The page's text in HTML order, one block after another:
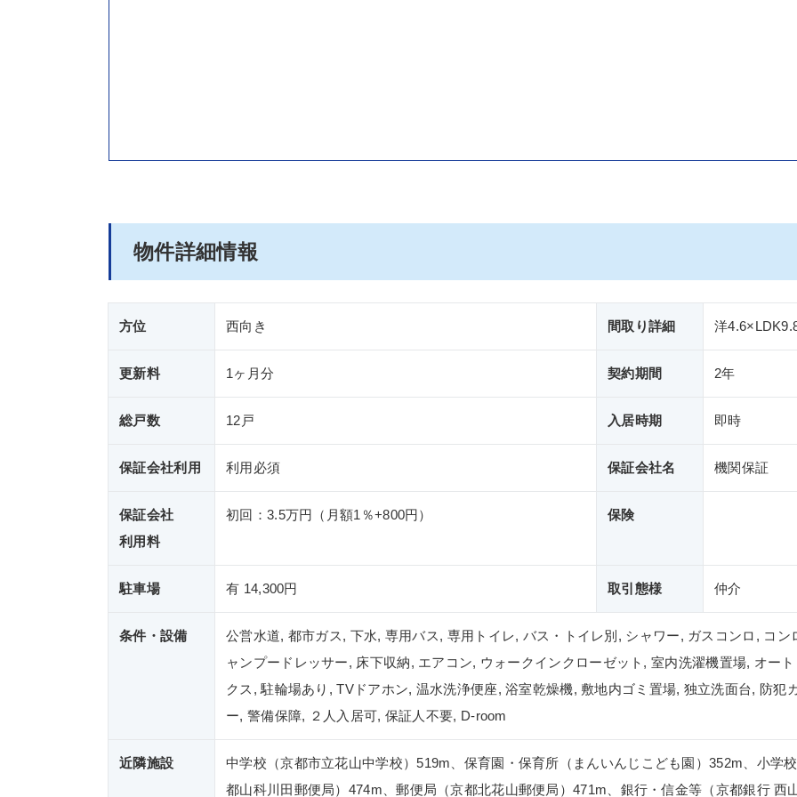
物件詳細情報
方位 西向き 間取り詳細 洋
更新料 1ヶ月分 契約期間 2年
総戸数 12戸 入居時期 即時
保証会社利用 利用必須 保証会社名 機関保証
保証会社
利用料
初回：3.5万円（月額1％+800円） 保険
駐車場 有 14,300円 取引態様 仲介
条件・設備
公営水道, 都市ガス, 下水, 専用バス, 専用トイレ, バス・トイレ別, シャワー, ガスコンロ, コ
ャンプードレッサー, 床下収納, エアコン, ウォークインクローゼット, 室内洗濯機置場, オー
クス, 駐輪場あり, TVドアホン, 温水洗浄便座, 浴室乾燥機, 敷地内ゴミ置場, 独立洗面台, 防犯
ー, 警備保障, ２人入居可, 保証人不要, D-room
近隣施設
中学校（京都市立花山中学校）519m、保育園・保育所（まんいんじこども園）352m、小学
都山科川田郵便局）474m、郵便局（京都北花山郵便局）471m、銀行・信金等（京都銀行 西